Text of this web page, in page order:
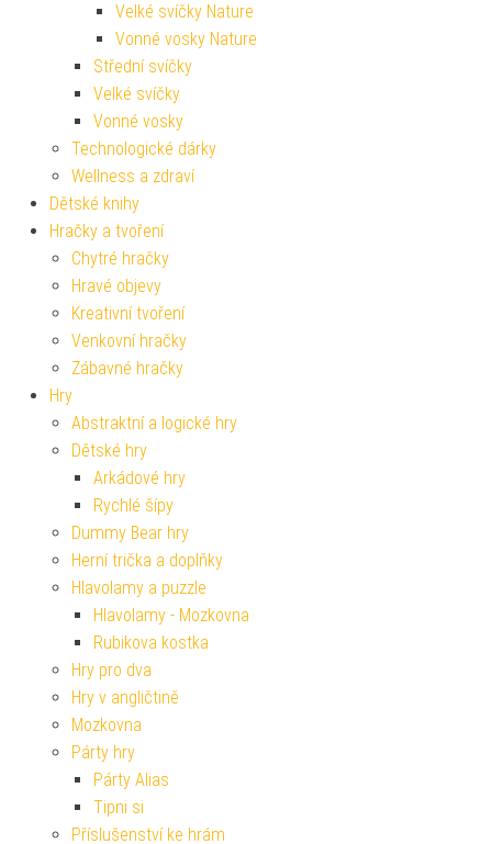
Velké svíčky Nature
Vonné vosky Nature
Střední svíčky
Velké svíčky
Vonné vosky
Technologické dárky
Wellness a zdraví
Dětské knihy
Hračky a tvoření
Chytré hračky
Hravé objevy
Kreativní tvoření
Venkovní hračky
Zábavné hračky
Hry
Abstraktní a logické hry
Dětské hry
Arkádové hry
Rychlé šípy
Dummy Bear hry
Herní trička a doplňky
Hlavolamy a puzzle
Hlavolamy - Mozkovna
Rubikova kostka
Hry pro dva
Hry v angličtině
Mozkovna
Párty hry
Párty Alias
Tipni si
Příslušenství ke hrám